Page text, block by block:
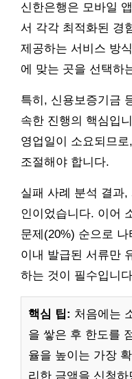
신한은행은 모바일
서 각각 최적화된 경
제공하는 서비스 방
에 맞는 곳을 선택하
특히, 신용보증기금
속한 진행의 핵심입
영업일이 소요되므
조절해야 합니다.
실패 사례 분석 결과
인이었습니다. 이어
문제(20%) 순으로
이내 발급된 서류만
하는 것이 필수입니
핵심 팁: 처음에는
을 쌓은 후 한도를
율을 높이는 가장
리한 금액을 신청하